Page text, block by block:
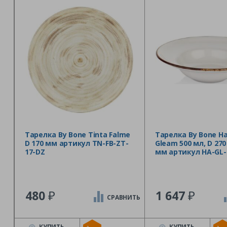
Тарелка By Bone Tinta Falme
D 170 мм артикул TN-FB-ZT-
17-DZ
480₽ СРАВНИТЬ
Тарелка By Bone
Gleam 500 мл, D
мм артикул HA-GL-
1 647₽